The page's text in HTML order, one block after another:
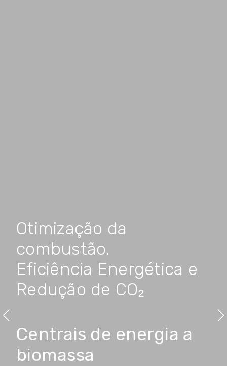
Otimização da
combustão.
Eficiência Energética e
Redução de CO₂
Centrais de energia a
biomassa